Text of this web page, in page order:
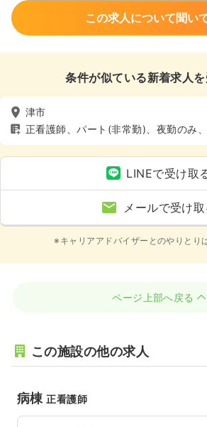
この求人について聞い
条件が似ている新着求人
津市
正看護師、パート(非常勤)、夜勤のみ
LINEで受け取
メールで受け取
※キャリアアドバイザーとのやりとり
ページ上部へ戻る
この施設の他の求人
病棟正看護師